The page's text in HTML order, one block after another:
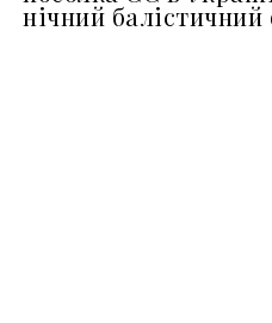
нічний балістичний